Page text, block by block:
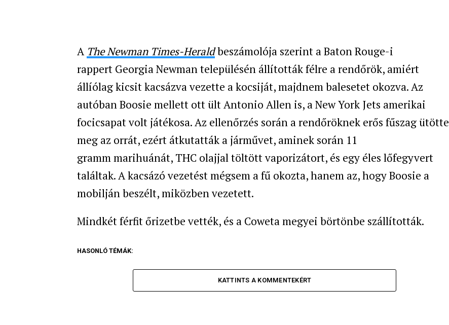
A The Newman Times-Heraldbeszámolója szerint a Baton Rouge-i
rappert Georgia Newman településén állították félre a rendőrök, amiért
állíólag kicsit kacsázva vezette a kocsiját, majdnem balesetet okozva. Az
autóban Boosie mellett ott ültAntonio Allen is, a New York Jets amerikai
focicsapat volt játékosa. Az ellenőrzés során a rendőröknek erős fűszag ütötte
meg az orrát, ezért átkutatták a járművet, aminek során 11
gramm marihuánát, THC olajjal töltött vaporizátort, és egy éles lőfegyvert
találtak. A kacsázó vezetést mégsem a fű okozta, hanem az, hogy Boosie a
mobilján beszélt, miközben vezetett.
Mindkét férfit őrizetbe vették, és a Coweta megyei börtönbe szállították.
HASONLÓ TÉMÁK:
KATTINTS A KOMMENTEKÉRT